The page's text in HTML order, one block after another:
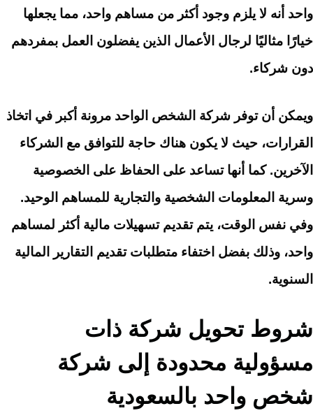
واحد أنه لا يلزم وجود أكثر من مساهم واحد، مما يجعلها
خيارًا مثاليًا لرجال الأعمال الذين يفضلون العمل بمفردهم
دون شركاء.
ويمكن أن توفر شركة الشخص الواحد مرونة أكبر في اتخاذ
القرارات، حيث لا يكون هناك حاجة للتوافق مع الشركاء
الآخرين. كما أنها تساعد على الحفاظ على الخصوصية
وسرية المعلومات الشخصية والتجارية للمساهم الوحيد.
وفي نفس الوقت، يتم تقديم تسهيلات مالية أكثر لمساهم
واحد، وذلك بفضل اختفاء متطلبات تقديم التقارير المالية
السنوية.
شروط تحويل شركة ذات
مسؤولية محدودة إلى شركة
شخص واحد بالسعودية